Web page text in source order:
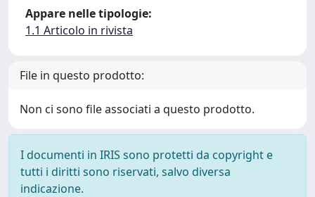
Appare nelle tipologie:
1.1 Articolo in rivista
File in questo prodotto:
Non ci sono file associati a questo prodotto.
I documenti in IRIS sono protetti da copyright e
tutti i diritti sono riservati, salvo diversa
indicazione.